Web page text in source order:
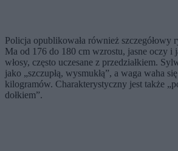
Policja opublikowała również szczegółowy
Ma od 176 do 180 cm wzrostu, jasne oczy i
włosy, często uczesane z przedziałkiem.
jako „szczupłą, wysmukłą”, a waga waha
kilogramów. Charakterystyczny jest także
dołkiem”.